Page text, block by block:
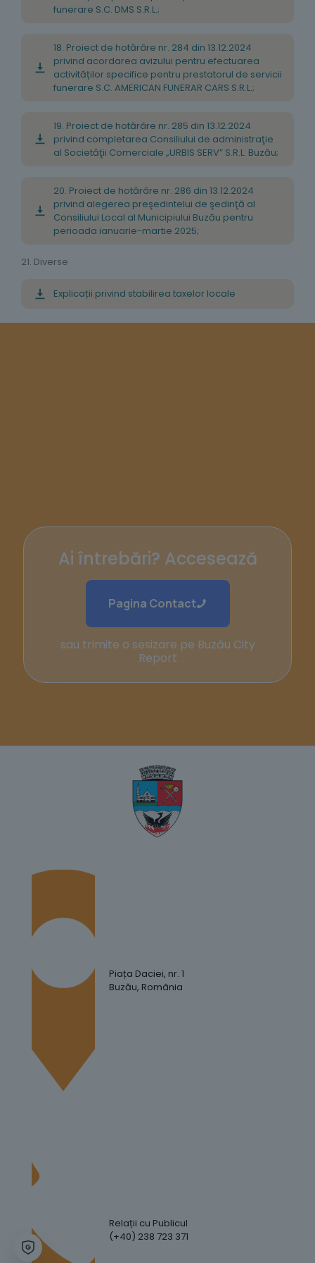
funerare S.C. DMS S.R.L.;
18. Proiect de hotărâre nr. 284 din 13.12.2024
privind acordarea avizului pentru efectuarea
activităților specifice pentru prestatorul de servicii
funerare S.C. AMERICAN FUNERAR CARS S.R.L.;
19. Proiect de hotărâre nr. 285 din 13.12.2024
privind completarea Consiliului de administraţie
al Societăţii Comerciale „URBIS SERV” S.R.L. Buzău;
20. Proiect de hotărâre nr. 286 din 13.12.2024
privind alegerea preşedintelui de şedinţă al
Consiliului Local al Municipiului Buzău pentru
perioada ianuarie-martie 2025;
21. Diverse
Explicații privind stabilirea taxelor locale
Ai întrebări? Accesează
Pagina Contact
sau trimite o sesizare pe Buzău City
Report
Piața Daciei, nr. 1
Buzău, România
Relații cu Publicul
(+40) 238 723 371